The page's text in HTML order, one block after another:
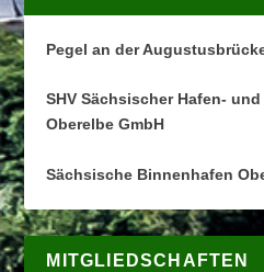
Pegel an der
SHV Sächsischer Hafen-
Oberelbe GmbH
Sächsische Binnenhafen
MITGLIEDSCHAFTEN